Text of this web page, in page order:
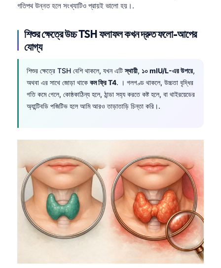
গতিপথ উন্নত হলে সংখ্যাটিও প্রায়ই ভালো হয়।.
শিশুর ক্ষেত্রে উচ্চ TSH ফলাফল কখন দ্রুত ফলো-আপের
যোগ্য
শিশুর ক্ষেত্রে TSH বেশি থাকলে, যখন এটিস্থায়ী, ১০ mIU/L-এর উপরে,
অথবা এর সাথে জোড়া থাকে কম ফ্রি T4. । গলগণ্ড থাকলে, উচ্চতা বৃদ্ধির
গতি কমে গেলে, কোষ্ঠকাঠিন্য হলে, ঠান্ডা সহ্য করতে কষ্ট হলে, বা থাইরয়েডের
অ্যান্টিবডি পজিটিভ হলে আমি আরও তাড়াতাড়ি চিন্তা করি।.